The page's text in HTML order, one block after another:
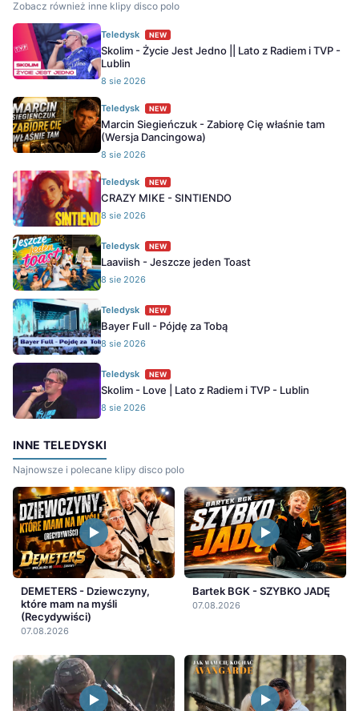
Zobacz również inne klipy disco polo
Teledysk NEW
Skolim - Życie Jest Jedno || Lato z Radiem i TVP -
Lublin
8 sie 2026
Teledysk NEW
Marcin Siegieńczuk - Zabiorę Cię właśnie tam
(Wersja Dancingowa)
8 sie 2026
Teledysk NEW
CRAZY MIKE - SINTIENDO
8 sie 2026
Teledysk NEW
Laaviish - Jeszcze jeden Toast
8 sie 2026
Teledysk NEW
Bayer Full - Pójdę za Tobą
8 sie 2026
Teledysk NEW
Skolim - Love | Lato z Radiem i TVP - Lublin
8 sie 2026
INNE TELEDYSKI
Najnowsze i polecane klipy disco polo
DEMETERS - Dziewczyny,
które mam na myśli
(Recydywiści)
07.08.2026
Bartek BGK - SZYBKO JADĘ
07.08.2026